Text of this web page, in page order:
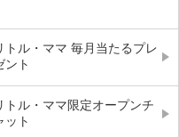
トル・ママ 毎月当たるプレ
ント
トル・ママ限定オープンチ
ット